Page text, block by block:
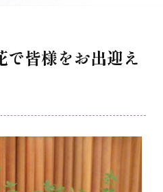
で皆様をお出迎え